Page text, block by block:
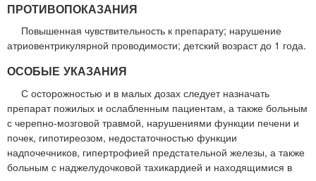
ПРОТИВОПОКАЗАНИЯ
Повышенная чувствительность к препарату; нарушение
атриовентрикулярной проводимости; детский возраст до 1 года.
ОСОБЫЕ УКАЗАНИЯ
С осторожностью и в малых дозах следует назначать
препарат пожилых и ослабленным пациентам, а также больным
с черепно-мозговой травмой, нарушениями функции печени и
почек, гипотиреозом, недостаточностью функции
надпочечников, гипертрофией предстательной железы, а также
больным с наджелудочковой тахикардией и находящимися в